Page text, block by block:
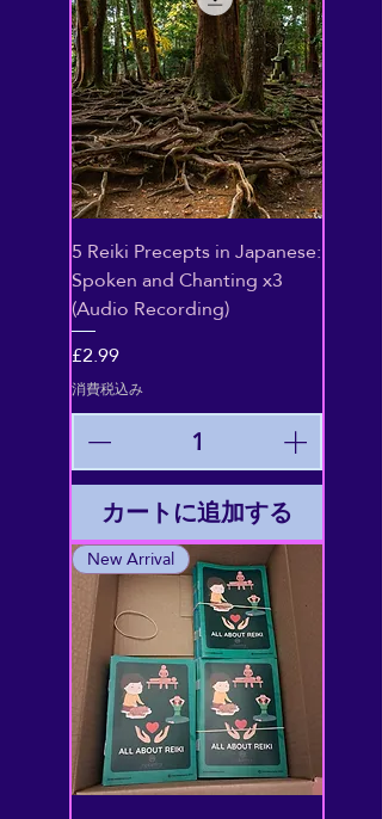
5 Reiki Precepts in Japanese:
Spoken and Chanting x3
(Audio Recording)
価格
£2.99
消費税込み
カートに追加する
New Arrival